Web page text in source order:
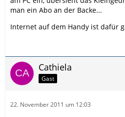
man ein Abo an der Backe...
Internet auf dem Handy ist dafür
Cathiela
Gast
22. November 2011 um 12:03